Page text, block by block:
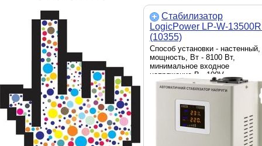
Стабилизатор
LogicPower LP-W-
(10355)
Способ установки - настенный,
мощность, Вт - 8100 Вт,
минимальное входное
напряжение,В - 100V,
максимальное входное
напряжение, В - 260 В,
стабилизации - ± 10 %,
отображение значений
выходного напряжений -
цифровой индикатор